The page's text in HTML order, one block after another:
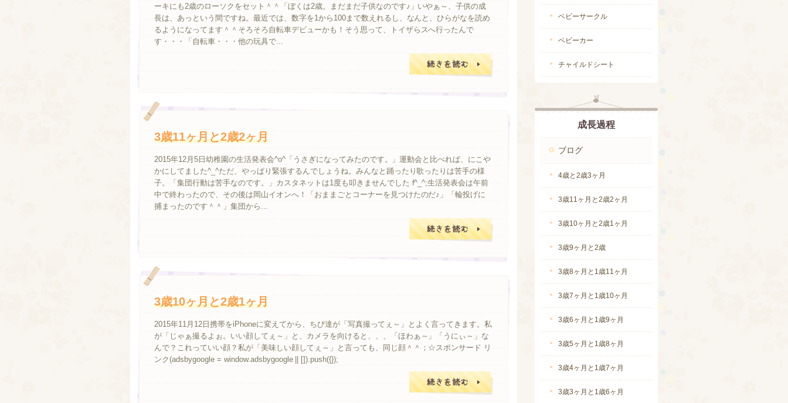
ーキにも2歳のローソクをセット＾＾「ぼくは2歳。まだまだ子供なのです♪」いやぁ～、子供の成
長は、あっという間ですね。最近では、数字を1から100まで数えれるし、なんと、ひらがなを読め
るようになってます＾＾そろそろ自転車デビューかも！そう思って、トイザらスへ行ったんで
す・・・「自転車・・・他の玩具で...
続きを読む
3歳11ヶ月と2歳2ヶ月
2015年12月5日幼稚園の生活発表会^o^「うさぎになってみたのです。」運動会と比べれば、にこや
かにしてました^_^ただ、やっぱり緊張するんでしょうね。みんなと踊ったり歌ったりは苦手の様
子。「集団行動は苦手なのです。」カスタネットは1度も叩きませんでした f^_^;生活発表会は午前
中で終わったので、その後は岡山イオンへ！「おままごとコーナーを見つけたのだ♪」「輪投げに
捕まったのです＾＾」集団から...
続きを読む
3歳10ヶ月と2歳1ヶ月
2015年11月12日携帯をiPhoneに変えてから、ちび達が「写真撮ってぇ～」とよく言ってきます。私
が「じゃぁ撮るよぉ。いい顔してぇ～」と、カメラを向けると、、、「ほわぁ～」「うにぃ～」な
んで？これっていい顔？私が「美味しい顔してぇ～」と言っても、同じ顔＾＾；☆スポンサード リ
ンク(adsbygoogle = window.adsbygoogle || []).push({});
続きを読む
ベビーサークル
ベビーカー
チャイルドシート
成長過程
ブログ
4歳と2歳3ヶ月
3歳11ヶ月と2歳2ヶ月
3歳10ヶ月と2歳1ヶ月
3歳9ヶ月と2歳
3歳8ヶ月と1歳11ヶ月
3歳7ヶ月と1歳10ヶ月
3歳6ヶ月と1歳9ヶ月
3歳5ヶ月と1歳8ヶ月
3歳4ヶ月と1歳7ヶ月
3歳3ヶ月と1歳6ヶ月